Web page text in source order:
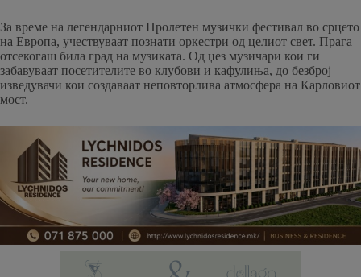
За време на легендарниот Пролетен музички фестивал во срцето
на Европа, учествуваат познати оркестри од целиот свет. Прага
отсекогаш била град на музиката. Од џез музичари кои ги
забавуваат посетителите во клубови и кафулиња, до безброј
изведувачи кои создаваат неповторлива атмосфера на Карловиот
мост.